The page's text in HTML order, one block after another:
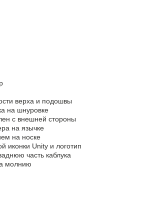
верха и подошвы
на шнуровке
с внешней стороны
на язычке
на носке
иконки Unity и логотип
часть каблука
молнию